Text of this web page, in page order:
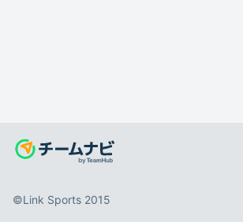
©️Link Sports 2015